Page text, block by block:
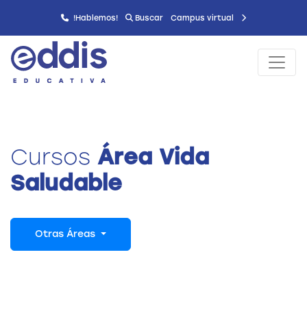
!Hablemos! Buscar Campus virtual
Cursos Área Vida
Saludable
Otras Áreas